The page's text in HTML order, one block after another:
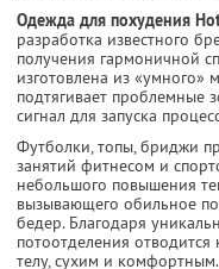
Одежда для похудения
разработка известного
получения гармоничной
изготовлена из «умного»
подтягивает проблемные
сигнал для запуска
Футболки, топы, бриджи
занятий фитнесом и
небольшого повышения
вызывающего обильное
бедер. Благодаря
потоотделения
телу, сухим и комфортным.